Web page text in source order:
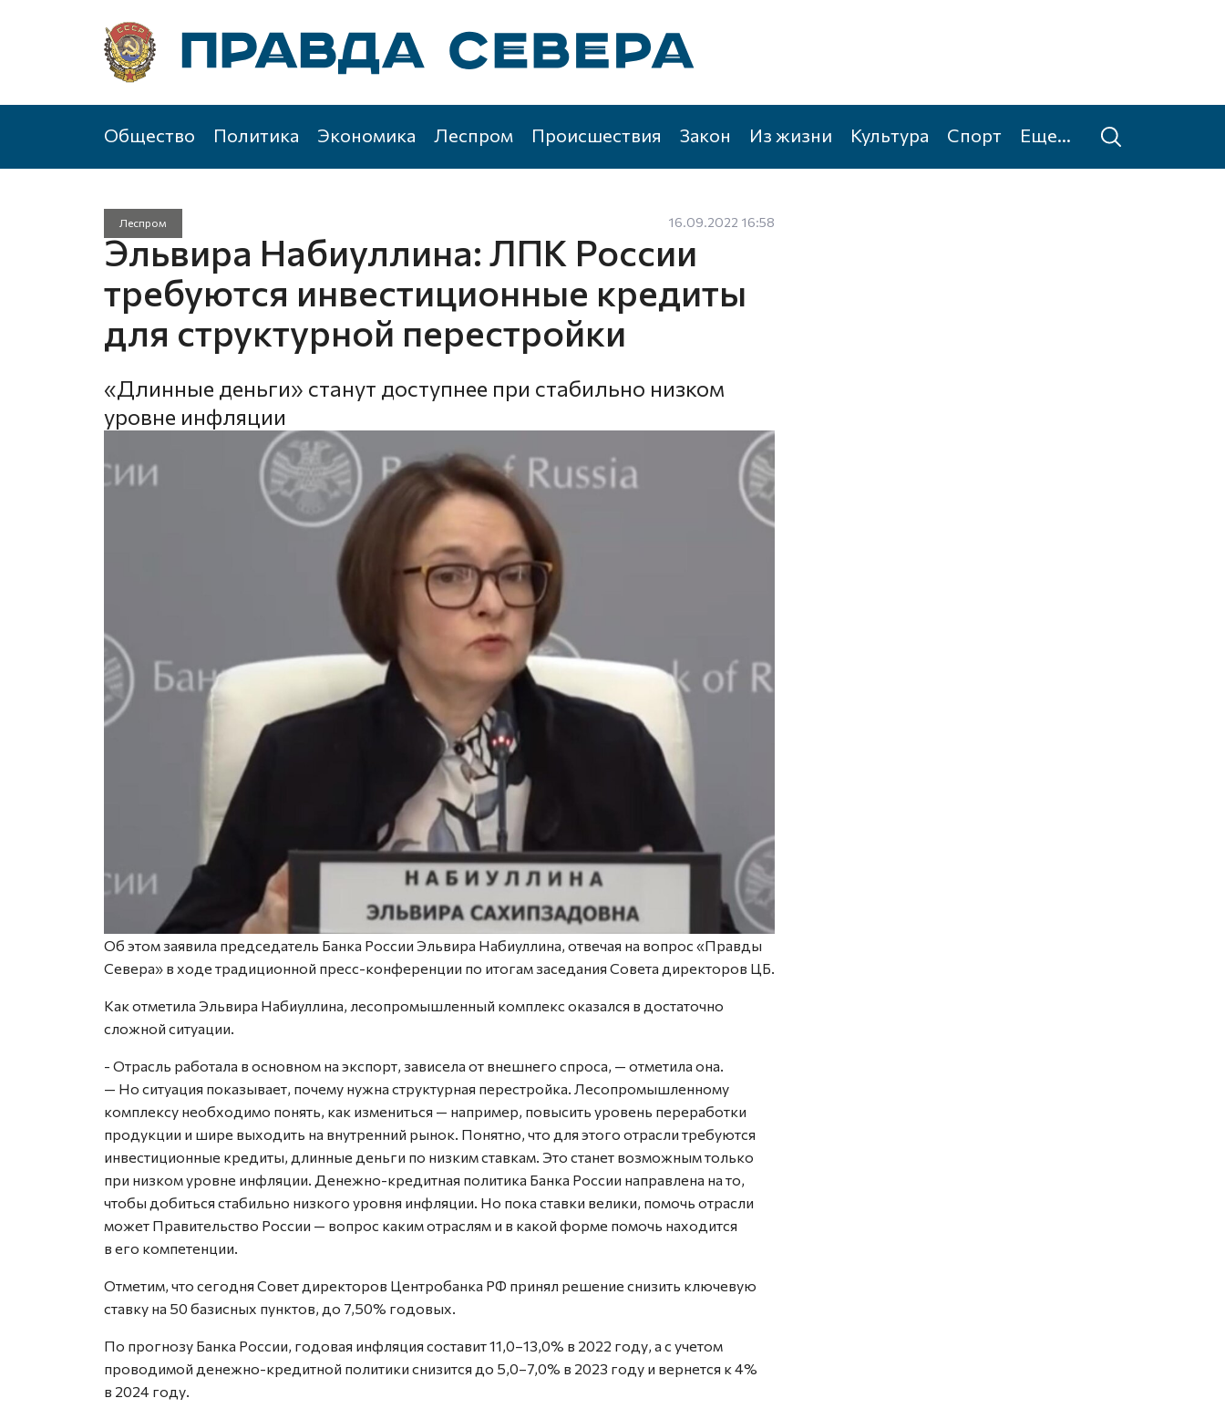
Общество Политика Экономика Леспром Происшествия Закон Из жизни Культура Спорт Еще...
Леспром 16.09.2022 16:58
Эльвира Набиуллина: ЛПК России
требуются инвестиционные кредиты
для структурной перестройки
«Длинные деньги» станут доступнее при стабильно низком
уровне инфляции
Об этом заявила председатель Банка России Эльвира Набиуллина, отвечая на вопрос «Правды
Севера» в ходе традиционной пресс-конференции по итогам заседания Совета директоров ЦБ.
Как отметила Эльвира Набиуллина, лесопромышленный комплекс оказался в достаточно
сложной ситуации.
- Отрасль работала в основном на экспорт, зависела от внешнего спроса, — отметила она.
— Но ситуация показывает, почему нужна структурная перестройка. Лесопромышленному
комплексу необходимо понять, как измениться — например, повысить уровень переработки
продукции и шире выходить на внутренний рынок. Понятно, что для этого отрасли требуются
инвестиционные кредиты, длинные деньги по низким ставкам. Это станет возможным только
при низком уровне инфляции. Денежно-кредитная политика Банка России направлена на то,
чтобы добиться стабильно низкого уровня инфляции. Но пока ставки велики, помочь отрасли
может Правительство России — вопрос каким отраслям и в какой форме помочь находится
в его компетенции.
Отметим, что сегодня Совет директоров Центробанка РФ принял решение снизить ключевую
ставку на 50 базисных пунктов, до 7,50% годовых.
По прогнозу Банка России, годовая инфляция составит 11,0–13,0% в 2022 году, а с учетом
проводимой денежно-кредитной политики снизится до 5,0–7,0% в 2023 году и вернется к 4%
в 2024 году.